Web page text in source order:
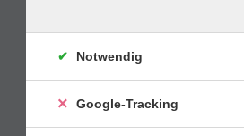
Notwendig
Google-Tracking